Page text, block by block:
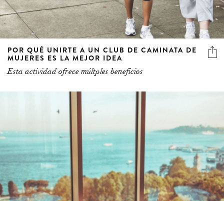
POR QUÉ UNIRTE A UN CLUB DE CAMINATA DE
MUJERES ES LA MEJOR IDEA
Esta actividad ofrece múltples beneficios